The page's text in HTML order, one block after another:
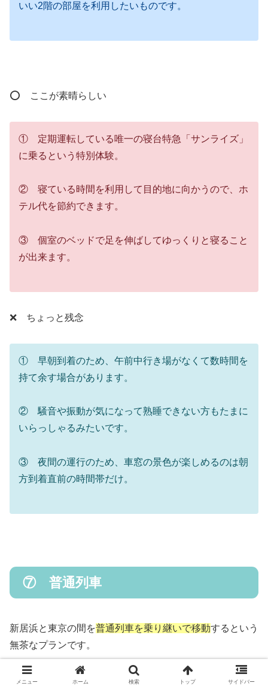
いい2階の部屋を利用したいものです。
⭕ ここが素晴らしい
① 定期運転している唯一の寝台特急「サンライズ」
に乗るという特別体験。
② 寝ている時間を利用して目的地に向かうので、ホ
テル代を節約できます。
③ 個室のベッドで足を伸ばしてゆっくりと寝ること
が出来ます。
❌ ちょっと残念
① 早朝到着のため、午前中行き場がなくて数時間を
持て余す場合があります。
② 騒音や振動が気になって熟睡できない方もたまに
いらっしゃるみたいです。
③ 夜間の運行のため、車窓の景色が楽しめるのは朝
方到着直前の時間帯だけ。
⑦ 普通列車
新居浜と東京の間を普通列車を乗り継いで移動するという
無茶なプランです。
９回の乗り換えで所要時間が約１５時間。なんとか当日中
メニュー ホーム 検索 トップ サイドバー